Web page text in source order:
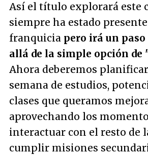
Así el título explorará este
siempre ha estado
franquicia pero irá un paso
allá de la simple opción de
Ahora deberemos
semana de estudios,
clases que queramos
aprovechando los
interactuar con el resto de
cumplir misiones